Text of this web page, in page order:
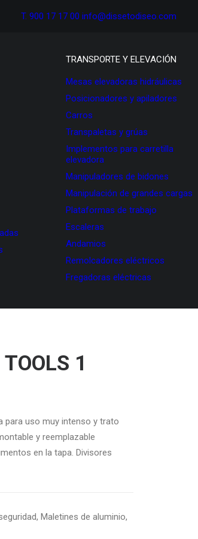
T. 900 17 17 00 info@dissetodiseo.com
TRANSPORTE Y ELEVACIÓN
Mesas elevadoras hidráulicas
Posicionadores y apiladores
Carros
Transpaletas y grúas
Implementos para carretilla
elevadora
Manipuladores de bidones
Manipulación de grandes cargas
Plataformas de trabajo
Escaleras
Andamios
Remolcadores eléctricos
Fregadoras eléctricas
1
para uso muy intenso y trato
y reemplazable
en la tapa. Divisores
, Maletines de aluminio,